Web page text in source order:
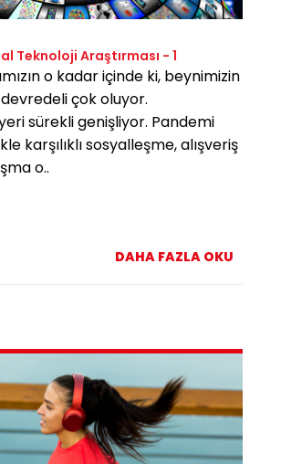
Teknoloji Araştırması - 1
o kadar içinde ki, beynimizin
devredeli çok oluyor.
sürekli genişliyor. Pandemi
karşılıklı sosyalleşme, alışveriş
o..
DAHA FAZLA OKU